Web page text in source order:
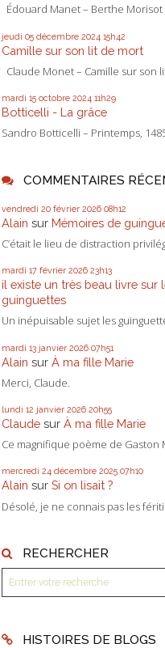
Édouard Manet – Berthe Morisot
jeudi 05 décembre 2024 15h42
Camille sur son lit de mort
Claude Monet – Camille sur son
mardi 15 octobre 2024 11h29
Botticelli - La grâce
Sandro Botticelli – Printemps,
COMMENTAIRES
vendredi 20 février 2026 08h12
Alain sur Mémoires de
C’était le lieu de distraction
mardi 17 février 2026 23h13
il existe un très beau livre sur
guinguettes
Un inépuisable sujet les
mardi 13 janvier 2026 07h51
Alain sur À ma fille Marie
Merci, Claude.
lundi 12 janvier 2026 20h55
Claude sur À ma fille Marie
Ce magnifique poème de Gaston
mercredi 24 décembre 2025 07h10
Alain sur Si on lisait ?
Désolé, je ne connais pas les
RECHERCHER
HISTOIRES DE BLOGS